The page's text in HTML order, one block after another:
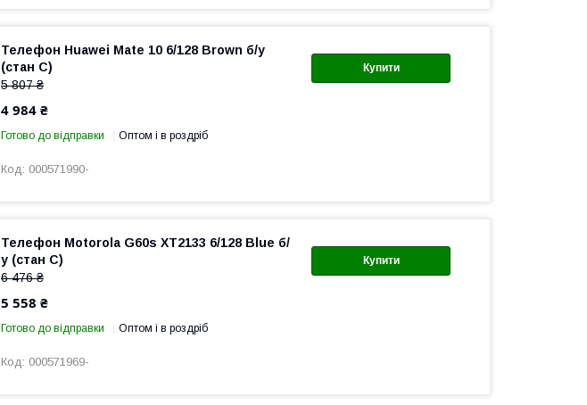
Купити
Телефон Huawei Mate 10 6/128 Brown б/у
(стан C)
5 807 ₴
4 984 ₴
Готово до відправки Оптом і в роздріб
000571990-
Купити
Телефон Motorola G60s XT2133 6/128 Blue б/
у (стан C)
6 476 ₴
5 558 ₴
Готово до відправки Оптом і в роздріб
000571969-